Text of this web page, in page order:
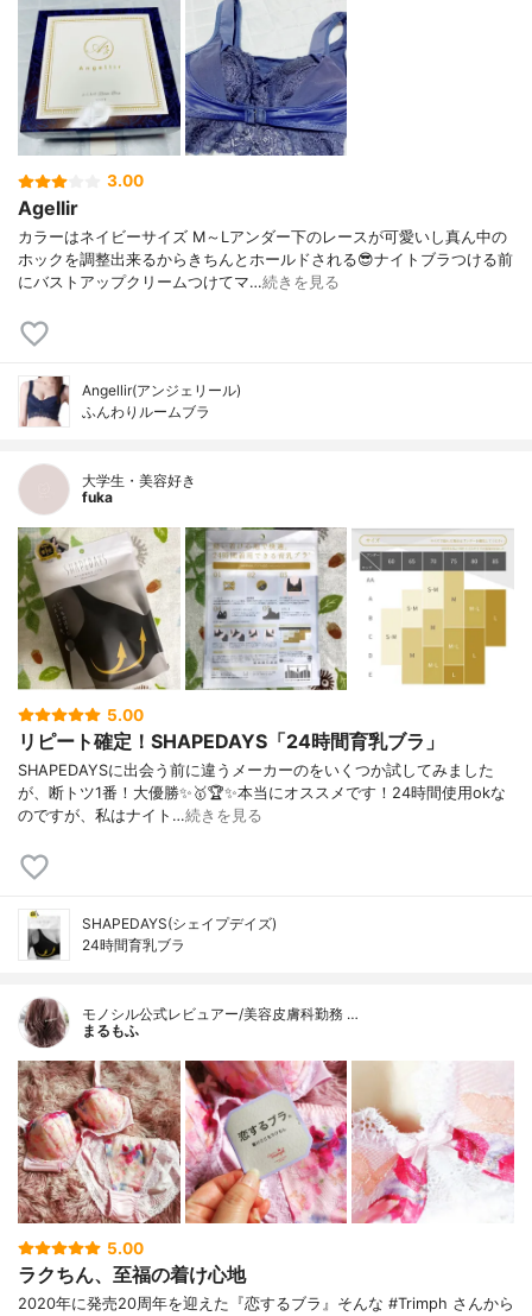
3.00
Agellir
カラーはネイビーサイズ M～Lアンダー下のレースが可愛いし真ん中の
ホックを調整出来るからきちんとホールドされる😎ナイトブラつける前
にバストアップクリームつけてマ…続きを見る
Angellir(アンジェリール)
ふんわりルームブラ
大学生・美容好き
fuka
5.00
リピート確定！SHAPEDAYS「24時間育乳ブラ」
SHAPEDAYSに出会う前に‪違うメーカーのをいくつか試してみました
が、断トツ1番！大優勝✨🥇🏆✨‬本当にオススメです！24時間使用okな
のですが、私はナイト…続きを見る
SHAPEDAYS(シェイプデイズ)
24時間育乳ブラ
モノシル公式レビュアー/美容皮膚科勤務 …
まるもふ
5.00
ラクちん、至福の着け心地
2020年に発売20周年を迎えた『恋するブラ』そんな #Trimph さんから